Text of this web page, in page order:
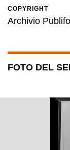
COPYRIGHT
Archivio
FOTO DEL